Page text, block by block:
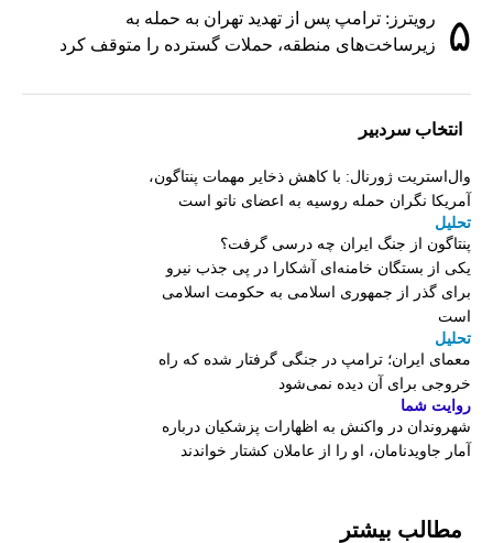
۵
رویترز: ترامپ پس از تهدید تهران به حمله به
زیرساخت‌های منطقه، حملات گسترده را متوقف کرد
انتخاب سردبیر
وال‌استریت ژورنال: با کاهش ذخایر مهمات پنتاگون،
آمریکا نگران حمله روسیه به اعضای ناتو‌ است
تحلیل
پنتاگون از جنگ ایران چه درسی گرفت؟
یکی از بستگان خامنه‌ای آشکارا در پی جذب نیرو
برای گذر از جمهوری اسلامی به حکومت اسلامی
است
تحلیل
معمای ایران؛ ترامپ در جنگی گرفتار شده که راه
خروجی برای آن دیده نمی‌شود
روایت شما
شهروندان در واکنش به اظهارات پزشکیان درباره
آمار جاویدنامان، او را از عاملان کشتار خواندند
مطالب بیشتر